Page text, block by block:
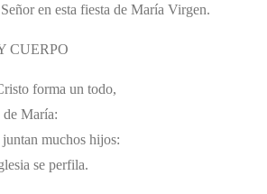
en esta fiesta de María Virgen.
CUERPO
forma un todo,
María:
muchos hijos:
se perfila.